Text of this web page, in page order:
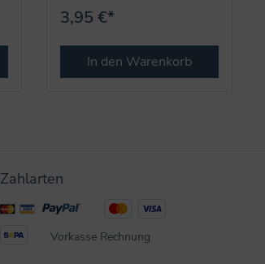
3,95 €*
In den Warenkorb
Zahlarten
Vorkasse Rechnung